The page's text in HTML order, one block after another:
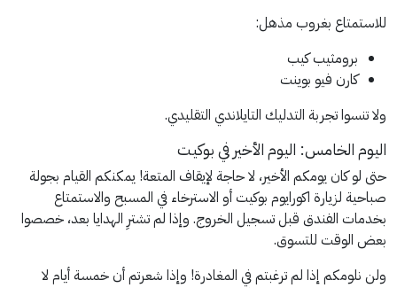
للاستمتاع بغروب مذهل:
برومثيب كيب
كارن فيو بوينت
ولا تنسوا تجربة التدليك التايلاندي التقليدي.
اليوم الخامس: اليوم الأخير في بوكيت
حتى لو كان يومكم الأخير، لا حاجة لإيقاف المتعة! يمكنكم القيام بجولة
صباحية لزيارة اكورايوم بوكيت أو الاسترخاء في المسبح والاستمتاع
بخدمات الفندق قبل تسجيل الخروج. وإذا لم تشترِ الهدايا بعد، خصصوا
بعض الوقت للتسوق.
ولن نلومكم إذا لم ترغبتم في المغادرة! وإذا شعرتم أن خمسة أيام لا